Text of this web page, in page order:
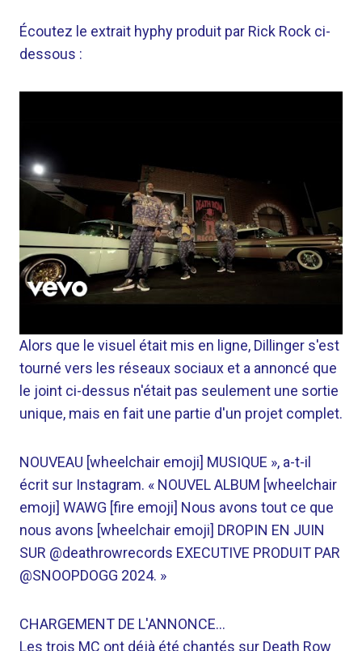
Écoutez le extrait hyphy produit par Rick Rock ci-
dessous :
Alors que le visuel était mis en ligne, Dillinger s'est
tourné vers les réseaux sociaux et a annoncé que
le joint ci-dessus n'était pas seulement une sortie
unique, mais en fait une partie d'un projet complet.
NOUVEAU [wheelchair emoji] MUSIQUE », a-t-il
écrit sur Instagram. « NOUVEL ALBUM [wheelchair
emoji] WAWG [fire emoji] Nous avons tout ce que
nous avons [wheelchair emoji] DROPIN EN JUIN
SUR @deathrowrecords EXECUTIVE PRODUIT PAR
@SNOOPDOGG 2024. »
CHARGEMENT DE L'ANNONCE…
Les trois MC ont déjà été chantés sur Death Row